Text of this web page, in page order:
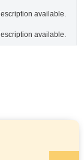
available.
available.